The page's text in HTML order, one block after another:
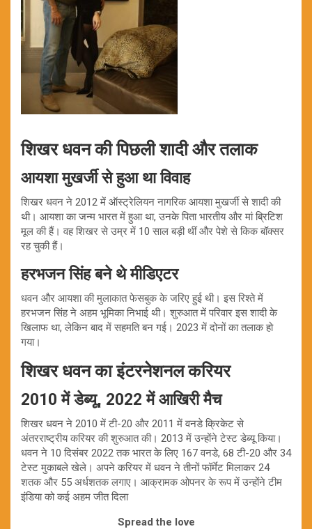
शिखर धवन की पिछली शादी और तलाक
आयशा मुखर्जी से हुआ था विवाह
शिखर धवन ने 2012 में ऑस्ट्रेलियन नागरिक आयशा मुखर्जी से शादी की
थी। आयशा का जन्म भारत में हुआ था, उनके पिता भारतीय और मां ब्रिटिश
मूल की हैं। वह शिखर से उम्र में 10 साल बड़ी थीं और पेशे से किक बॉक्सर
रह चुकी हैं।
हरभजन सिंह बने थे मीडिएटर
धवन और आयशा की मुलाकात फेसबुक के जरिए हुई थी। इस रिश्ते में
हरभजन सिंह ने अहम भूमिका निभाई थी। शुरुआत में परिवार इस शादी के
खिलाफ था, लेकिन बाद में सहमति बन गई। 2023 में दोनों का तलाक हो
गया।
शिखर धवन का इंटरनेशनल करियर
2010 में डेब्यू, 2022 में आखिरी मैच
शिखर धवन ने 2010 में टी-20 और 2011 में वनडे क्रिकेट से
अंतरराष्ट्रीय करियर की शुरुआत की। 2013 में उन्होंने टेस्ट डेब्यू किया।
धवन ने 10 दिसंबर 2022 तक भारत के लिए 167 वनडे, 68 टी-20 और 34
टेस्ट मुकाबले खेले। अपने करियर में धवन ने तीनों फॉर्मेट मिलाकर 24
शतक और 55 अर्धशतक लगाए। आक्रामक ओपनर के रूप में उन्होंने टीम
इंडिया को कई अहम जीत दिला
Spread the love